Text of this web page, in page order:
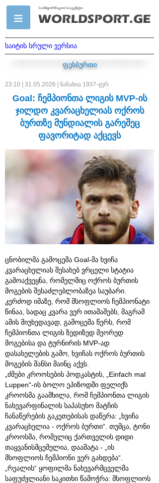
საიტის სრული ვერსია
ფეხბურთი
23:10 | 31.05.2026 | ნანახია 1937-ჯერ
Goal: ჩემპიონთა ლიგის MVP-ის
ჯილდო კვარაცხელიას ოქროს
ბურთზე მუნდიალის გარეშეც
ფავორიტად აქცევს
ცნობილმა გამოცემა Goal-მა ხვიჩა
კვარაცხელიას შესახებ ვრცელი სტატია
გამოაქვეყნა, რომელშიც ოქროს ბურთის
მოგების შესაძლებლობაზეა საუბარი.
კერძოდ იმაზე, რომ მსოფლიოს ჩემპიონატი
წინაა, სადაც კვარა ვერ ითამაშებს, მაგრამ
ამის მიუხედავად, გამოცემა წერს, რომ
ჩემპიონთა ლიგის ზედიზედ მეორედ
მოგებისა და ტურნირის MVP-ად
დასახელების გამო, ხვიჩას ოქროს ბურთის
მოგების შანსი მაინც აქვს.
„ძმები კროოსების პოდკასტის, „Einfach mal
Luppen“-ის ბოლო ეპიზოდში ფელიქს
კროოსმა გაამხილა, რომ ჩემპიონთა ლიგის
ნახევარფინალის საპასუხო მატჩის
ჩანაწერების გაკეთებისას დაწერა: „ხვიჩა
კვარაცხელია - ოქროს ბურთი“. თუმცა, ტონი
კროოსმა, რომელიც ქართველის დიდი
თაყვანისმცემელია, დაამატა - „ის
მსოფლიოს ჩემპიონი ვერ გახდება“.
„რეალის“ ყოფილმა ნახევარმცველმა
საფუძვლიანი საკითხი წამოჭრა: მსოფლიოს